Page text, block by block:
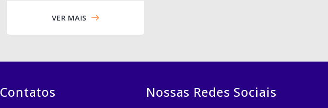
VER MAIS
Contatos Nossas Redes Sociais